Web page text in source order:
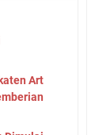
Art